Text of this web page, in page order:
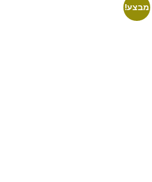
מבצע!